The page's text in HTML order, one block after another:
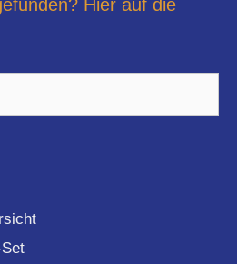
Hier auf die